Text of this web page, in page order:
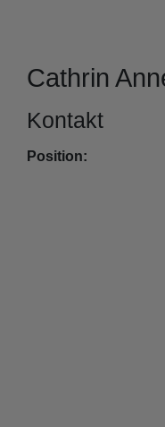
Cathrin
Kontakt
Position: